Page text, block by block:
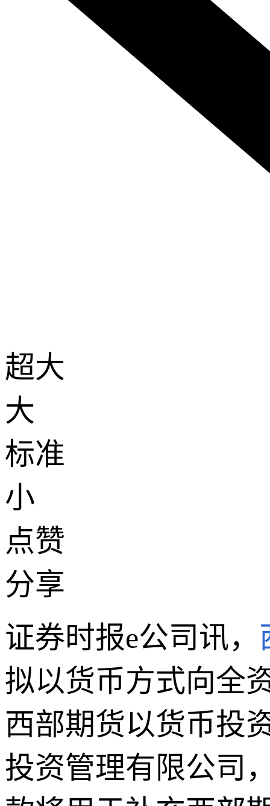
超大
大
标准
小
点赞
分享
证券时报e公司讯，
拟以货币方式向全
西部期货以货币投
投资管理有限公司